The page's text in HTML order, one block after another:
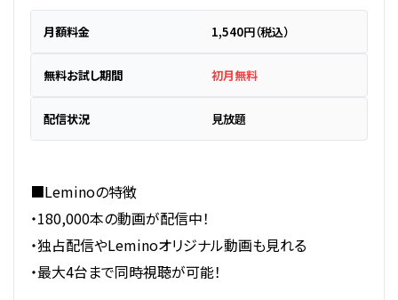
月額料金 1,540円（税込）
無料お試し期間 初月無料
配信状況 見放題
■Leminoの特徴
・180,000本の動画が配信中！
・独占配信やLeminoオリジナル動画も見れる
・最大4台まで同時視聴が可能！